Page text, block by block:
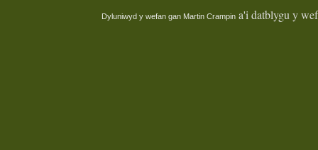
Dyluniwyd y wefan gan Martin Crampin a'i datblygu y